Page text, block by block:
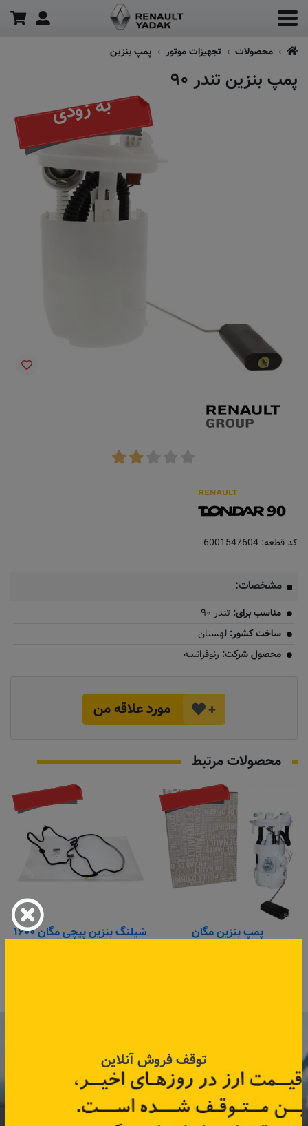
محصولات تجهیزات موتور پمپ بنزین
پمپ بنزین تندر ۹۰
به زودی
کد قطعه: 6001547604
مشخصات:
مناسب برای: تندر ۹۰
ساخت کشور: لهستان
محصول شرکت: رنوفرانسه
+ مورد علاقه من
محصولات مرتبط
تماس بگیرید
پمپ بنزین مگان
موجود نیست
شیلنگ بنزین پیچی مگان ۱۶۰۰
همین حالا ۱۵ هزار تومان کد‌تخفیف خرید
آنلاین
دریافت کنید.
توقف فروش آنلاین